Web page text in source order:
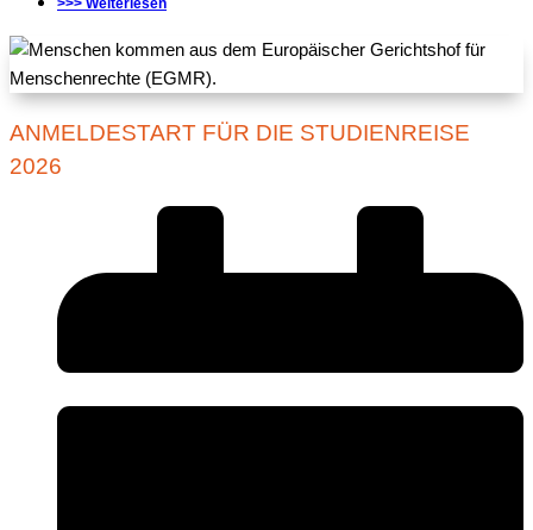
>>> Weiterlesen
ANMELDESTART FÜR DIE STUDIENREISE
2026